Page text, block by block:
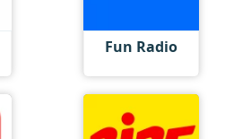
Fun Radio